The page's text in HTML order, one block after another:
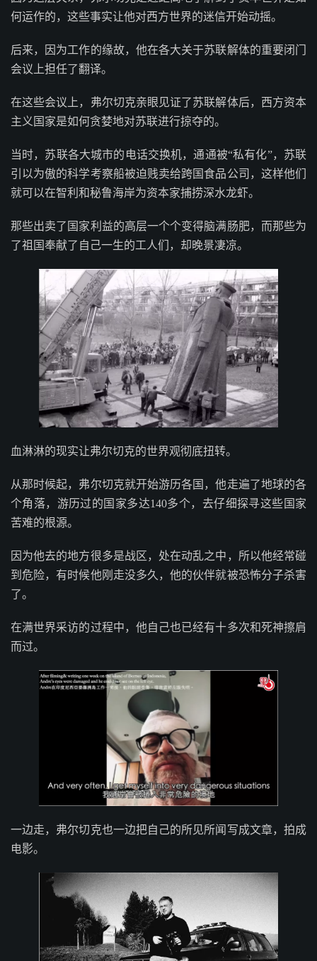
何运作的，这些事实让他对西方世界的迷信开始动摇。
后来，因为工作的缘故，他在各大关于苏联解体的重要闭门
会议上担任了翻译。
在这些会议上，弗尔切克亲眼见证了苏联解体后，西方资本
主义国家是如何贪婪地对苏联进行掠夺的。
当时，苏联各大城市的电话交换机，通通被“私有化”，苏联
引以为傲的科学考察船被迫贱卖给跨国食品公司，这样他们
就可以在智利和秘鲁海岸为资本家捕捞深水龙虾。
那些出卖了国家利益的高层一个个变得脑满肠肥，而那些为
了祖国奉献了自己一生的工人们，却晚景凄凉。
血淋淋的现实让弗尔切克的世界观彻底扭转。
从那时候起，弗尔切克就开始游历各国，他走遍了地球的各
个角落，游历过的国家多达140多个，去仔细探寻这些国家
苦难的根源。
因为他去的地方很多是战区，处在动乱之中，所以他经常碰
到危险，有时候他刚走没多久，他的伙伴就被恐怖分子杀害
了。
在满世界采访的过程中，他自己也已经有十多次和死神擦肩
而过。
一边走，弗尔切克也一边把自己的所见所闻写成文章，拍成
电影。